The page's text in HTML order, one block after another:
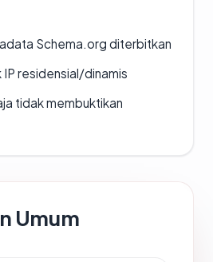
Schema.org diterbitkan
residensial/dinamis
tidak membuktikan
Umum